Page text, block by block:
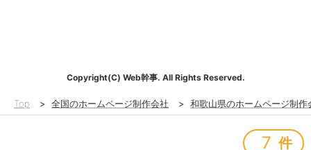
Copyright(C) Web幹事. All Rights Reserved.
Top > 全国のホームページ制作会社 > 和歌山県のホームページ制作
7 件